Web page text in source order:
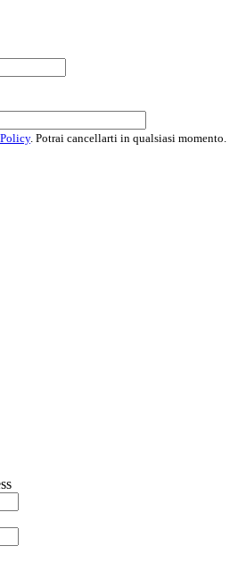
. Potrai cancellarti in qualsiasi momento.